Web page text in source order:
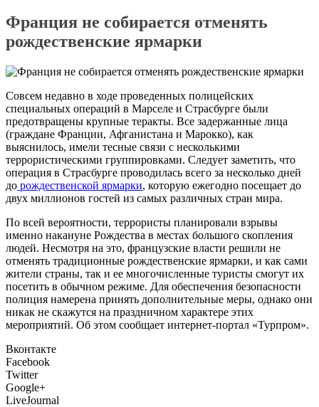
Франция не собирается отменять
рождественские ярмарки
Совсем недавно в ходе проведенных полицейских
специальных операций в Марселе и Страсбурге были
предотвращены крупные теракты. Все задержанные лица
(граждане Франции, Афганистана и Марокко), как
выяснилось, имели тесные связи с несколькими
террористическими группировками. Следует заметить, что
операция в Страсбурге проводилась всего за несколько дней
до рождественской ярмарки, которую ежегодно посещает до
двух миллионов гостей из самых различных стран мира.
По всей вероятности, террористы планировали взрывы
именно накануне Рождества в местах большого скопления
людей. Несмотря на это, французские власти решили не
отменять традиционные рождественские ярмарки, и как сами
жители страны, так и ее многочисленные туристы смогут их
посетить в обычном режиме. Для обеспечения безопасности
полиция намерена принять дополнительные меры, однако они
никак не скажутся на праздничном характере этих
мероприятий. Об этом сообщает интернет-портал «Турпром».
Вконтакте
Facebook
Twitter
Google+
LiveJournal